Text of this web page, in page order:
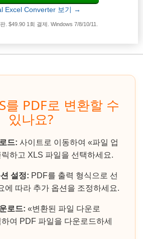
Excel Converter 보기 →
. $49.90 1회 결제. Windows 7/8/10/11.
를 PDF로 변환할 수
있나요?
드: 사이트로 이동하여 «파일 업
릭하고 XLS 파일을 선택하세요.
설정: PDF를 출력 형식으로 선
에 따라 추가 옵션을 조정하세요.
로드: «변환된 파일 다운로
여 PDF 파일을 다운로드하세